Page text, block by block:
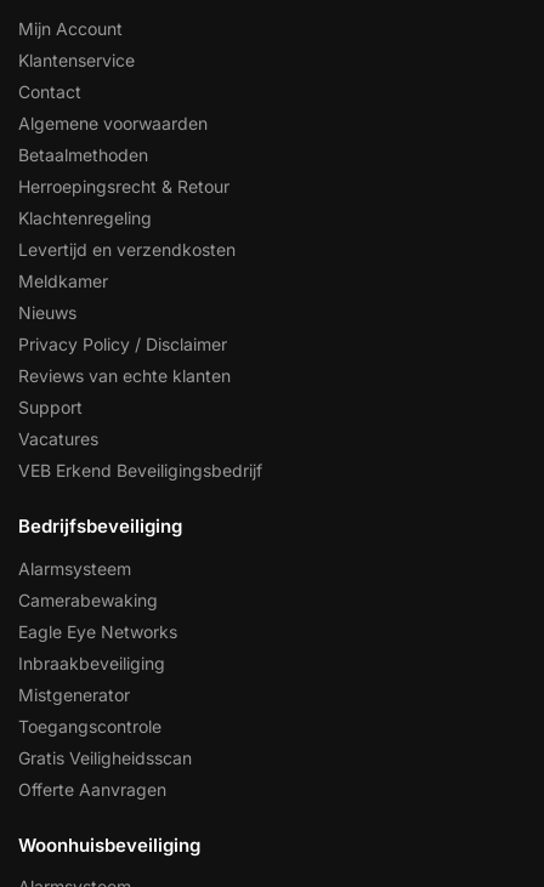
Mijn Account
Klantenservice
Contact
Algemene voorwaarden
Betaalmethoden
Herroepingsrecht & Retour
Klachtenregeling
Levertijd en verzendkosten
Meldkamer
Nieuws
Privacy Policy / Disclaimer
Reviews van echte klanten
Support
Vacatures
VEB Erkend Beveiligingsbedrijf
Bedrijfsbeveiliging
Alarmsysteem
Camerabewaking
Eagle Eye Networks
Inbraakbeveiliging
Mistgenerator
Toegangscontrole
Gratis Veiligheidsscan
Offerte Aanvragen
Woonhuisbeveiliging